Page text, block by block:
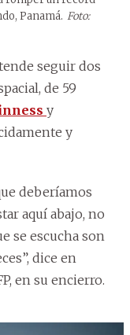
Panamá. Foto:
seguir dos
de 59
y
y
deberíamos
aquí abajo, no
se escucha son
dice en
en su encierro.